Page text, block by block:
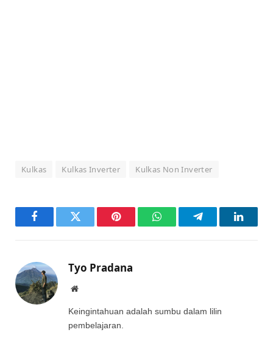
Kulkas Kulkas Inverter Kulkas Non Inverter
FacebookTwitter Pinterest WhatsAppTelegram
Tyo Pradana
Website
Keingintahuan adalah sumbu dalam lilin
pembelajaran.